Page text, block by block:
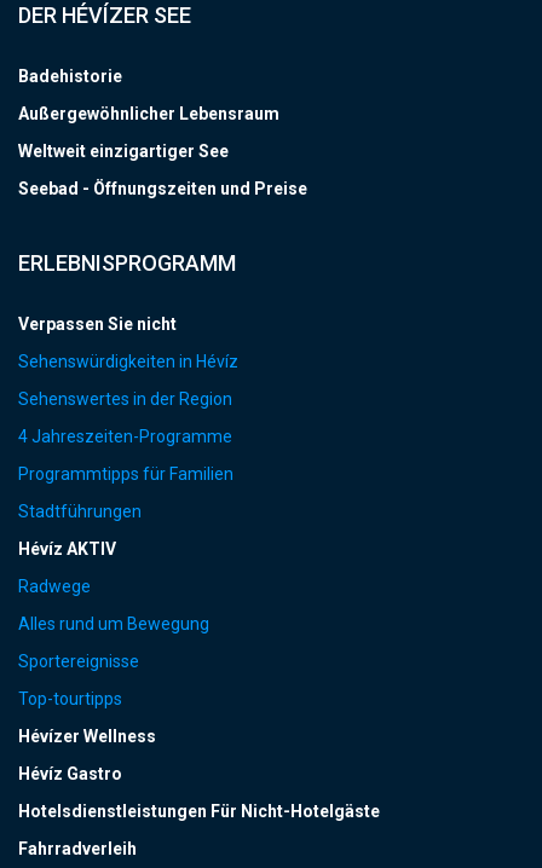
DER HÉVÍZER SEE
Badehistorie
Außergewöhnlicher Lebensraum
Weltweit einzigartiger See
Seebad - Öffnungszeiten und Preise
ERLEBNISPROGRAMM
Verpassen Sie nicht
Sehenswürdigkeiten in Hévíz
Sehenswertes in der Region
4 Jahreszeiten-Programme
Programmtipps für Familien
Stadtführungen
Hévíz AKTIV
Radwege
Alles rund um Bewegung
Sportereignisse
Top-tourtipps
Hévízer Wellness
Hévíz Gastro
Hotelsdienstleistungen Für Nicht-Hotelgäste
Fahrradverleih